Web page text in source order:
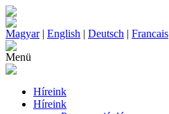
Magyar| English | Deutsch | Francais
Menü
Híreink
Híreink